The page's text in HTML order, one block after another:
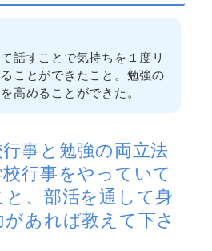
話すことで気持ちを１度リ
ことができたこと。勉強の
高めることができた。
事と勉強の両立法
行事をやっていて
、部活を通して身
あれば教えて下さ